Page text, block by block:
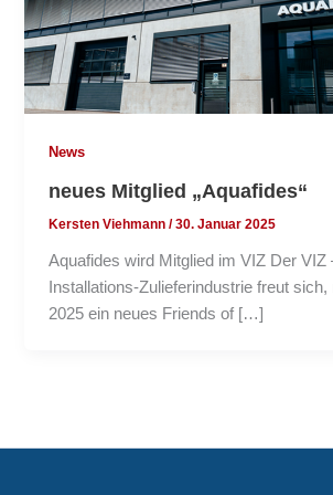
News
neues Mitglied „Aquafides“
Kersten Viehmann/30. Januar 2025
Aquafides wird Mitglied im VIZ Der VIZ
Installations-Zulieferindustrie freut sich,
2025 ein neues Friends of […]